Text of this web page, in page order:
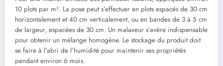
10 plots par m². La pose peut s’effectuer en plots espacés de 30 cm
horizontalement et 40 cm verticalement, ou en bandes de 3 à 5 cm
de largeur, espacées de 30 cm. Un malaxeur s’avère indispensable
pour obtenir un mélange homogène. Le stockage du produit doit
se faire à l’abri de l’humidité pour maintenir ses propriétés
pendant environ 6 mois.